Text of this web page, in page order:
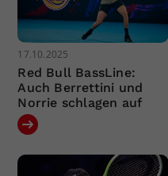
17.10.2025
Red Bull BassLine:
Auch Berrettini und
Norrie schlagen auf